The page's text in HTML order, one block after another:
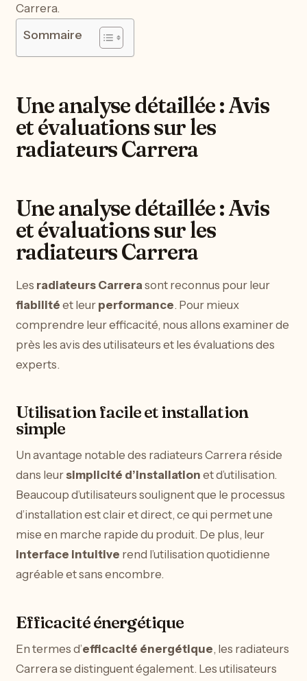
Carrera.
Sommaire
Une analyse détaillée : Avis
et évaluations sur les
radiateurs Carrera
Une analyse détaillée : Avis
et évaluations sur les
radiateurs Carrera
Les radiateurs Carrera sont reconnus pour leur
fiabilité et leur performance. Pour mieux
comprendre leur efficacité, nous allons examiner de
près les avis des utilisateurs et les évaluations des
experts.
Utilisation facile et installation
simple
Un avantage notable des radiateurs Carrera réside
dans leursimplicité d’installation et d’utilisation.
Beaucoup d’utilisateurs soulignent que le processus
d’installation est clair et direct, ce qui permet une
mise en marche rapide du produit. De plus, leur
interface intuitive rend l’utilisation quotidienne
agréable et sans encombre.
Efficacité énergétique
En termes d’efficacité énergétique, les radiateurs
Carrera se distinguent également. Les utilisateurs